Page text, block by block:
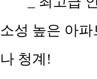
소성 높은 아
나 청계!